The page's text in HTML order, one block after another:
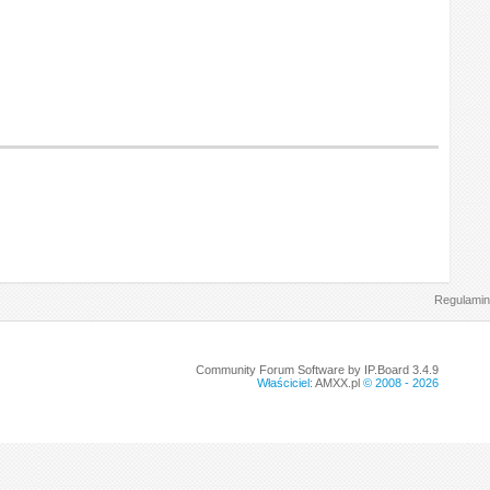
Regulamin
Community Forum Software by IP.Board 3.4.9
Właściciel: AMXX.pl© 2008 - 2026